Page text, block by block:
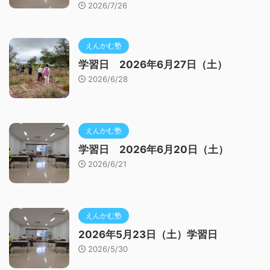
2026/7/26
えんかむ塾
学習日 2026年6月27日（土）
2026/6/28
えんかむ塾
学習日 2026年6月20日（土）
2026/6/21
えんかむ塾
2026年5月23日（土）学習日
2026/5/30